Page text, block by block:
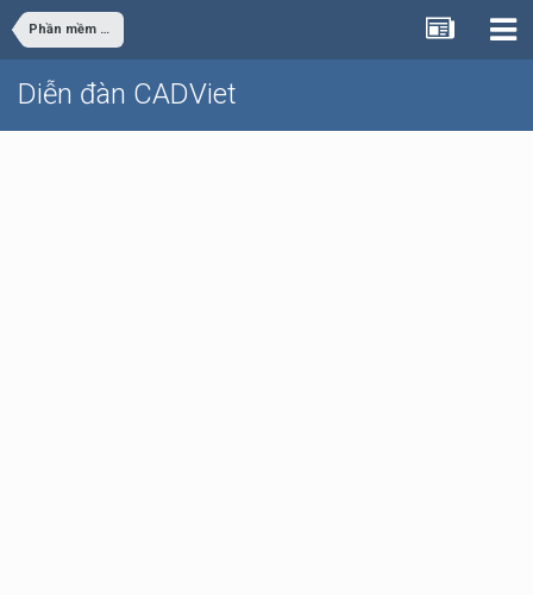
Phần mềm văn phòng - đồ họa
Diễn đàn CADViet